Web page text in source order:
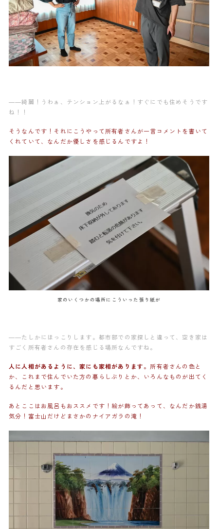
——綺麗！うわぁ、テンション上がるなぁ！すぐにでも住めそうです
ね！！
そうなんです！それにこうやって所有者さんが一言コメントを書いて
くれていて、なんだか優しさを感じるんですよ！
家のいくつかの場所にこういった張り紙が
——たしかにほっこりします。都市部での家探しと違って、空き家は
すごく所有者さんの存在を感じる場所なんですね。
人に人相があるように、家にも家相があります。 所有者さんの色と
か、これまで住んでいた方の暮らしぶりとか、いろんなものが出てく
るんだと思います。
あとここはお風呂もおススメです！絵が飾ってあって、なんだか銭湯
気分！富士山だけどまさかのナイアガラの滝！